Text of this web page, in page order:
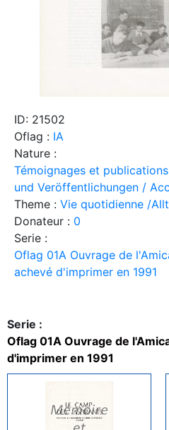
ID: 21502
Oflag : IA
Nature :
Témoignages et
und Veröffentlichungen /
Theme : Vie quotidienne /
Donateur : 0
Serie :
Oflag 01A Ouvrage de
achevé d'imprimer en 1991
Serie :
Oflag 01A Ouvrage de
d'imprimer en 1991